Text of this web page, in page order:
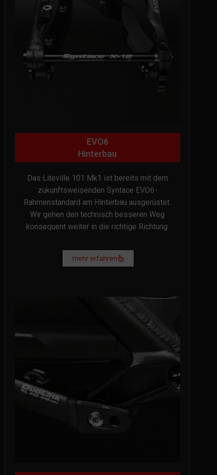
EVO6
Hinterbau
Das Liteville 101 Mk1 ist bereits mit dem
zukunftsweisenden Syntace EVO6-
Rahmenstandard am Hinterbau ausgerüstet.
Wir gehen den technisch besseren Weg
konsequent weiter in die richtige Richtung.
mehr erfahren